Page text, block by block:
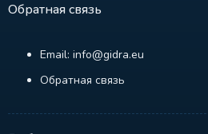
Обратная связь
Email: info@gidra.eu
Обратная связь